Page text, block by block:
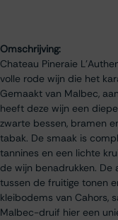
Omschrijving:
Chateau Pineraie
volle rode wijn die het
Gemaakt van Malbec,
heeft deze wijn een
zwarte bessen, bramen
tabak. De smaak is
tannines en een lichte
de wijn benadrukken.
tussen de fruitige tonen
kleibodems van Cahors,
Malbec-druif hier een